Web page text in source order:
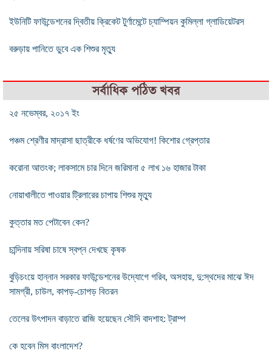
ইউনিটি ফাউন্ডেশনের দ্বিতীয় ক্রিকেট টুর্ণামেন্টে চ্যাম্পিয়ন কুমিল্লা গ্লাডিয়েটরস
বরুড়ায় পানিতে ডুবে এক শিশুর মৃত্যু
সর্বাধিক পঠিত খবর
২৫ নভেম্বর, ২০১৭ ইং
পঞ্চম শ্রেণীর মাদ্রাসা ছাত্রীকে ধর্ষণের অভিযোগ! কিশোর গ্রেপ্তার
করোনা আতংক; লাকসামে চার দিনে জরিমানা ৫ লাখ ১৬ হাজার টাকা
নোয়াখালীতে পাওয়ার ট্রিলারের চাপায় শিশুর মৃত্যু
কুত্তার মত পেটাবেন কেন?
চান্দিনায় সরিষা চাষে স্বপ্ন দেখছে কৃষক
বুড়িচংয়ে হান্নান সরকার ফাউন্ডেশনের উদ্যোগে গরিব, অসহায়, দু:স্থদের মাঝে ঈদ
সামগ্রী, চাউল, কাপড়-চোপড় বিতরন
তেলের উৎপাদন বাড়াতে রাজি হয়েছেন সৌদি বাদশাহ: ট্রাম্প
কে হবেন মিস বাংলাদেশ?